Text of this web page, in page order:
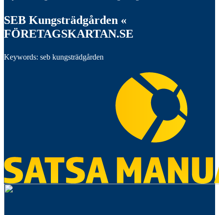
SEB Kungsträdgården «
FÖRETAGSKARTAN.SE
Keywords: seb kungsträdgården